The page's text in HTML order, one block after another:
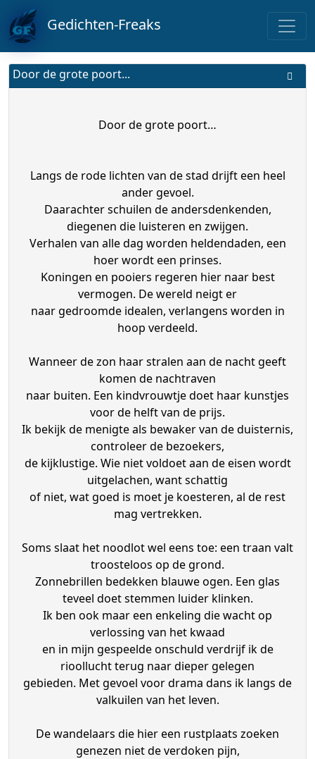
Gedichten-Freaks
Door de grote poort...
Door de grote poort…
Langs de rode lichten van de stad drijft een heel
ander gevoel.
Daarachter schuilen de andersdenkenden,
diegenen die luisteren en zwijgen.
Verhalen van alle dag worden heldendaden, een
hoer wordt een prinses.
Koningen en pooiers regeren hier naar best
vermogen. De wereld neigt er
naar gedroomde idealen, verlangens worden in
hoop verdeeld.
Wanneer de zon haar stralen aan de nacht geeft
komen de nachtraven
naar buiten. Een kindvrouwtje doet haar kunstjes
voor de helft van de prijs.
Ik bekijk de menigte als bewaker van de duisternis,
controleer de bezoekers,
de kijklustige. Wie niet voldoet aan de eisen wordt
uitgelachen, want schattig
of niet, wat goed is moet je koesteren, al de rest
mag vertrekken.
Soms slaat het noodlot wel eens toe: een traan valt
troosteloos op de grond.
Zonnebrillen bedekken blauwe ogen. Een glas
teveel doet stemmen luider klinken.
Ik ben ook maar een enkeling die wacht op
verlossing van het kwaad
en in mijn gespeelde onschuld verdrijf ik de
rioollucht terug naar dieper gelegen
gebieden. Met gevoel voor drama dans ik langs de
valkuilen van het leven.
De wandelaars die hier een rustplaats zoeken
genezen niet de verdoken pijn,